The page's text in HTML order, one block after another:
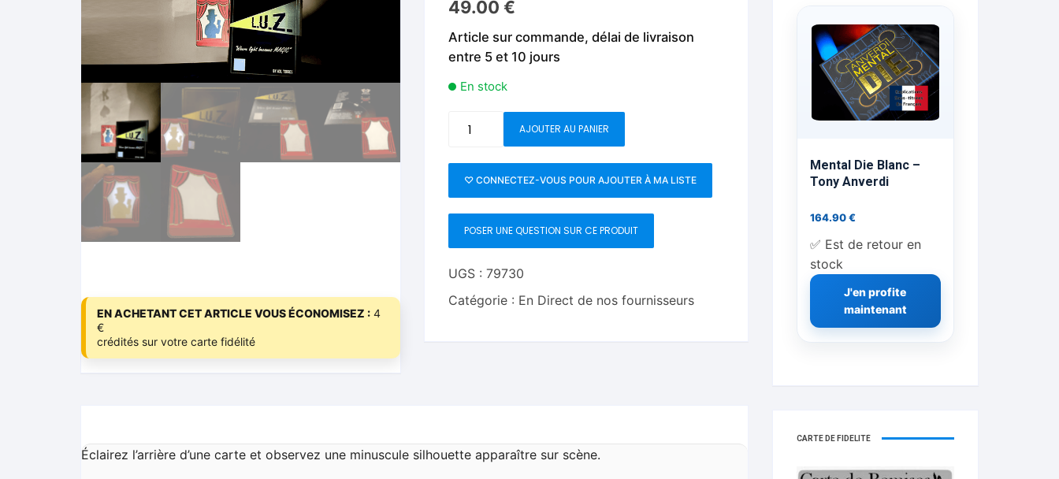
Foulards C.Up
Feu
Mentalisme salon et scène
Livres sur la Magie
Livres en Anglais
EN ACHETANT CET ARTICLE VOUS ÉCONOMISEZ : 4
€
crédités sur votre carte fidélité
49.00€
Article sur commande, délai de livraison
entre 5 et 10 jours
En stock
Axl
Torres
and
Playtime
Magic
AJOUTER AU PANIER
♡ CONNECTEZ-VOUS POUR AJOUTER À MA LISTE
POSER UNE QUESTION SUR CE PRODUIT
UGS :79730
Catégorie : En Direct de nos fournisseurs
Éclairez l’arrière d’une carte et observez une minuscule silhouette apparaître sur scène.
Mental Die Blanc –
Tony Anverdi
164.90€
✅ Est de retour en
stock
J'en profite
maintenant
CARTE DE FIDELITÉ